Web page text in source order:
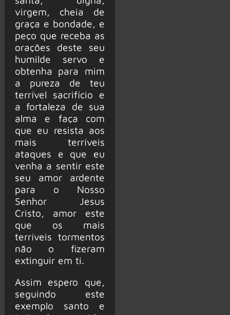
virgem, cheia de
graça e bondade, e
peço que receba as
orações deste seu
humilde servo e
obtenha para mim
a pureza de teu
terrível sacrifício e
a fortaleza de sua
alma e faça com
que eu resista aos
mais terríveis
ataques e que eu
venha a sentir este
seu amor ardente
para o Nosso
Senhor Jesus
Cristo, amor este
que os mais
terríveis tormentos
não o fizeram
extinguir em ti.
Assim espero que,
seguindo este
exemplo santo e